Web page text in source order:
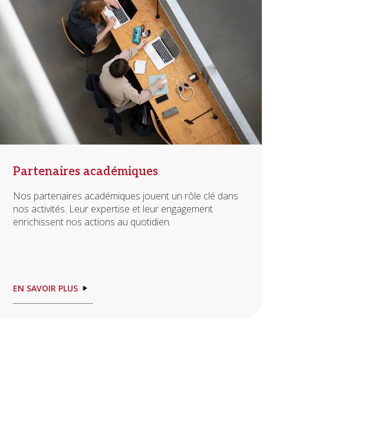
Partenaires académiques
Nos partenaires académiques jouent un rôle clé dans
nos activités. Leur expertise et leur engagement
enrichissent nos actions au quotidien.
EN SAVOIR PLUS